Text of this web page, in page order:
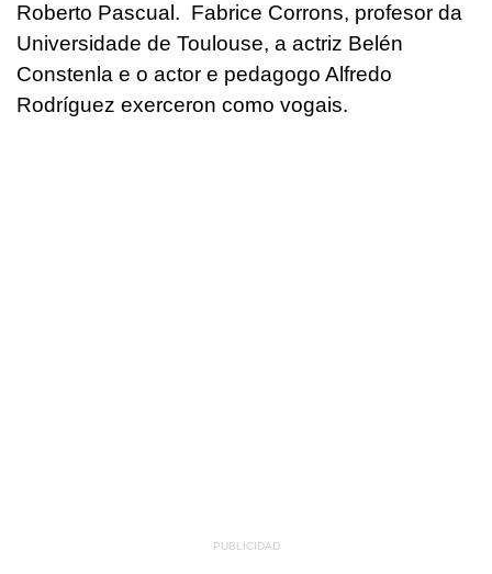
Roberto Pascual. Fabrice Corrons, profesor da
Universidade de Toulouse, a actriz Belén
Constenla e o actor e pedagogo Alfredo
Rodríguez exerceron como vogais.